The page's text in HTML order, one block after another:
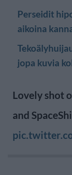
Perseidit
aikoina
jopa kuvia
Lovely shot
and